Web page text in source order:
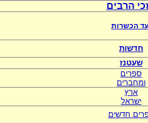
הרבים
הכשרות
חדשות
שעטנז
ספרים
ומחברים
ארץ
ישראל
חדשים